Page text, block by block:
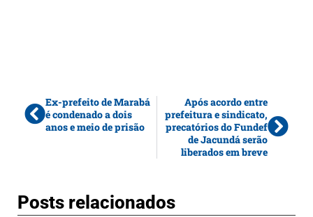
Ex-prefeito de Marabá
é condenado a dois
anos e meio de prisão
Após acordo entre
prefeitura e sindicato,
precatórios do Fundef
de Jacundá serão
liberados em breve
Posts relacionados